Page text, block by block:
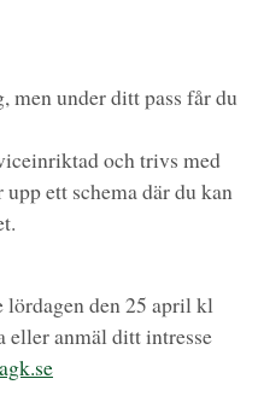
men under ditt pass får du
och trivs med
ett schema där du kan
den 25 april kl
eller anmäl ditt intresse